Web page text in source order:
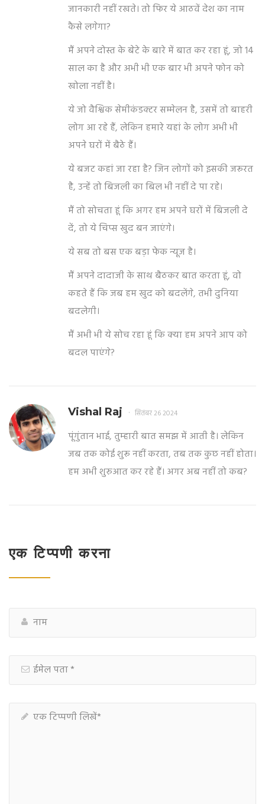
जानकारी नहीं रखते। तो फिर ये आठवें देश का नाम
कैसे लगेगा?
मैं अपने दोस्त के बेटे के बारे में बात कर रहा हूं, जो 14
साल का है और अभी भी एक बार भी अपने फोन को
खोला नहीं है।
ये जो वैश्विक सेमीकंडक्टर सम्मेलन है, उसमें तो बाहरी
लोग आ रहे हैं, लेकिन हमारे यहां के लोग अभी भी
अपने घरों में बैठे हैं।
ये बजट कहां जा रहा है? जिन लोगों को इसकी जरूरत
है, उन्हें तो बिजली का बिल भी नहीं दे पा रहे।
मैं तो सोचता हूं कि अगर हम अपने घरों में बिजली दे
दें, तो ये चिप्स खुद बन जाएंगे।
ये सब तो बस एक बड़ा फेक न्यूज है।
मैं अपने दादाजी के साथ बैठकर बात करता हूं, वो
कहते हैं कि जब हम खुद को बदलेंगे, तभी दुनिया
बदलेगी।
मैं अभी भी ये सोच रहा हूं कि क्या हम अपने आप को
बदल पाएंगे?
Vishal Raj सितंबर 26 2024
पूंगुंतान भाई, तुम्हारी बात समझ में आती है। लेकिन
जब तक कोई शुरू नहीं करता, तब तक कुछ नहीं होता।
हम अभी शुरुआत कर रहे हैं। अगर अब नहीं तो कब?
एक टिप्पणी करना